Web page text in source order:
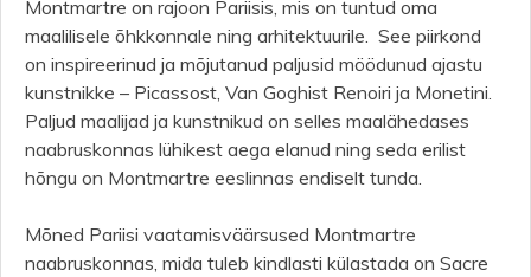
Montmartre on rajoon Pariisis, mis on tuntud oma
maalilisele õhkkonnale ning arhitektuurile. See piirkond
on inspireerinud ja mõjutanud paljusid möödunud ajastu
kunstnikke – Picassost, Van Goghist Renoiri ja Monetini.
Paljud maalijad ja kunstnikud on selles maalähedases
naabruskonnas lühikest aega elanud ning seda erilist
hõngu on Montmartre eeslinnas endiselt tunda.
Mõned Pariisi vaatamisväärsused Montmartre
naabruskonnas, mida tuleb kindlasti külastada on Sacre